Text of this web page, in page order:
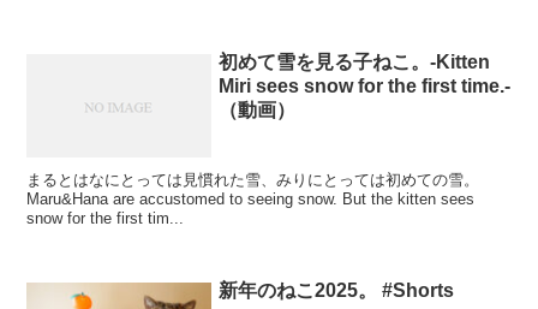
初めて雪を見る子ねこ。-Kitten
Miri sees snow for the first time.-
（動画）
まるとはなにとっては見慣れた雪、みりにとっては初めての雪。
Maru&Hana are accustomed to seeing snow. But the kitten sees
snow for the first tim...
新年のねこ2025。 #Shorts